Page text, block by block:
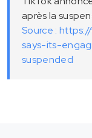
après la
Source :
says-its-
suspended